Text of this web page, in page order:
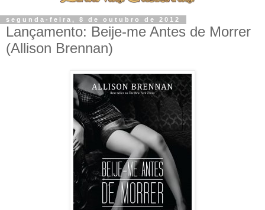
segunda-feira, 8 de outubro de 2012
Lançamento: Beije-me Antes de Morrer
(Allison Brennan)